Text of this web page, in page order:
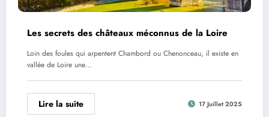
Les secrets des châteaux méconnus de la Loire
Loin des foules qui arpentent Chambord ou Chenonceau, il existe en
vallée de Loire une…
Lire la suite 17 Juillet 2025